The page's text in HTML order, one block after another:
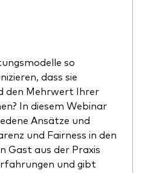
so
dass sie
den Mehrwert Ihrer
In diesem Webinar
Ansätze und
und Fairness in den
Gast aus der Praxis
und gibt